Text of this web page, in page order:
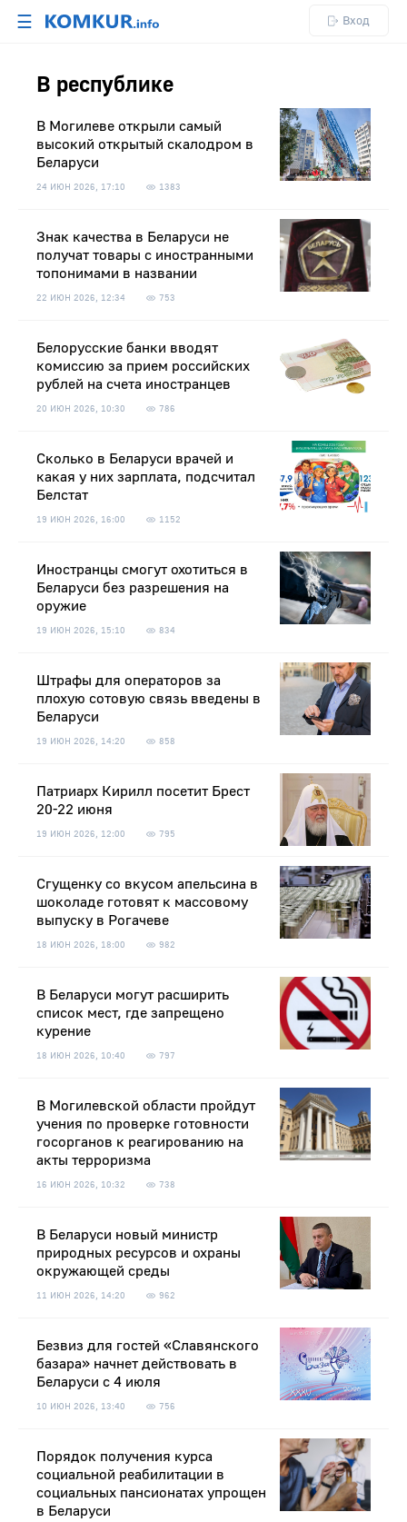
☰ Вход
В республике
В Могилеве открыли самый
высокий открытый скалодром в
Беларуси
24 ИЮН 2026, 17:10 1383
Знак качества в Беларуси не
получат товары с иностранными
топонимами в названии
22 ИЮН 2026, 12:34 753
Белорусские банки вводят
комиссию за прием российских
рублей на счета иностранцев
20 ИЮН 2026, 10:30 786
Сколько в Беларуси врачей и
какая у них зарплата, подсчитал
Белстат
19 ИЮН 2026, 16:00 1152
Иностранцы смогут охотиться в
Беларуси без разрешения на
оружие
19 ИЮН 2026, 15:10 834
Штрафы для операторов за
плохую сотовую связь введены в
Беларуси
19 ИЮН 2026, 14:20 858
Патриарх Кирилл посетит Брест
20-22 июня
19 ИЮН 2026, 12:00 795
Сгущенку со вкусом апельсина в
шоколаде готовят к массовому
выпуску в Рогачеве
18 ИЮН 2026, 18:00 982
В Беларуси могут расширить
список мест, где запрещено
курение
18 ИЮН 2026, 10:40 797
В Могилевской области пройдут
учения по проверке готовности
госорганов к реагированию на
акты терроризма
16 ИЮН 2026, 10:32 738
В Беларуси новый министр
природных ресурсов и охраны
окружающей среды
11 ИЮН 2026, 14:20 962
Безвиз для гостей «Славянского
базара» начнет действовать в
Беларуси с 4 июля
10 ИЮН 2026, 13:40 756
Порядок получения курса
социальной реабилитации в
социальных пансионатах упрощен
в Беларуси